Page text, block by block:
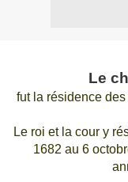
Le
fut la résidence
Le roi et la cour y
1682 au 6